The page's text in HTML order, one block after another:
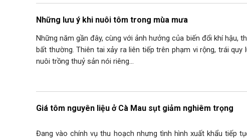
Những lưu ý khi nuôi tôm trong mùa mưa
Những năm gần đây, cùng với ảnh hưởng của biến đổi khí hậu,
bất thường. Thiên tai xảy ra liên tiếp trên phạm vi rộng, trái
nuôi trồng thuỷ sản nói riêng…
Giá tôm nguyên liệu ở Cà Mau sụt giảm nghiêm trọng
Đang vào chính vụ thu hoạch nhưng tình hình xuất khẩu tiếp